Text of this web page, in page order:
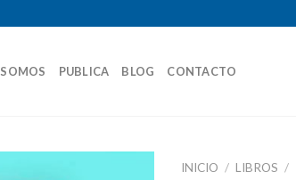
SOMOS PUBLICA BLOG CONTACTO
INICIO / LIBROS /